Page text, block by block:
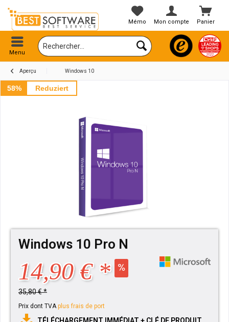
Panier
Mémo Mon compte
Menu
Aperçu Windows 10
58% Reduziert
Windows 10 Pro N
14,90 € *
35,80 € *
Prix dont TVAplus frais de port